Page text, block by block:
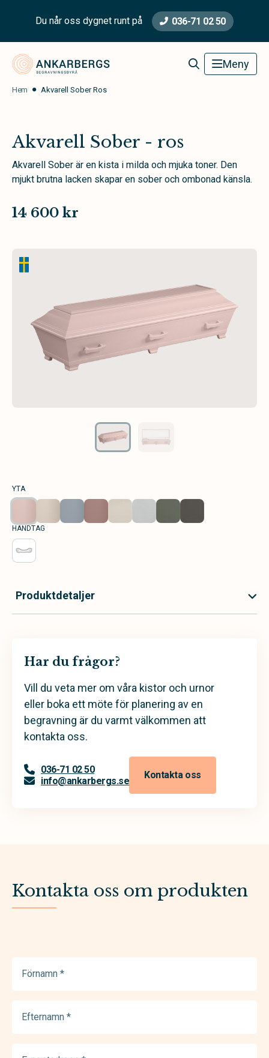
Du når oss dygnet runt på 036-71 02 50
Ankarbergs Begravningsbyrå Meny
Hem Akvarell Sober Ros
Akvarell Sober - ros
Akvarell Sober är en kista i milda och mjuka toner. Den
mjukt brutna lacken skapar en sober och ombonad känsla.
14 600 kr
YTA
HANDTAG
Produktdetaljer
Har du frågor?
Vill du veta mer om våra kistor och urnor
eller boka ett möte för planering av en
begravning är du varmt välkommen att
kontakta oss.
036-71 02 50
info@ankarbergs.se
Kontakta oss
Kontakta oss om produkten
(Required)
(Required)